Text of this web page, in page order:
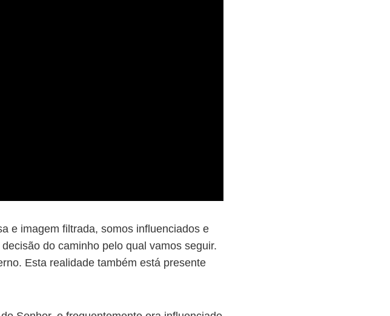
e imagem filtrada, somos influenciados e
do caminho pelo qual vamos seguir.
Esta realidade também está presente